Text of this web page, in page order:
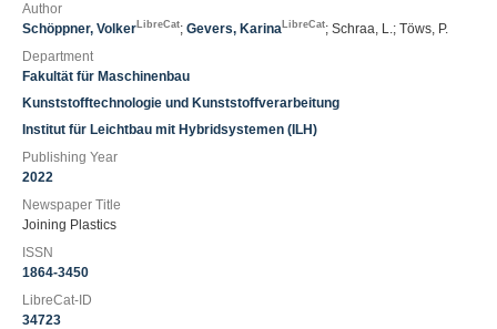
Author
Schöppner, Volker LibreCat; Gevers, Karina LibreCat; Schraa, L.; Töws, P.
Department
Fakultät für Maschinenbau
Kunststofftechnologie und Kunststoffverarbeitung
Institut für Leichtbau mit Hybridsystemen (ILH)
Publishing Year
2022
Newspaper Title
Joining Plastics
ISSN
1864-3450
LibreCat-ID
34723